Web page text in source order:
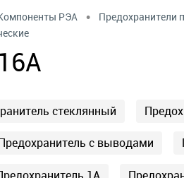
РЭА • Предохранители
стеклянный
с выводами